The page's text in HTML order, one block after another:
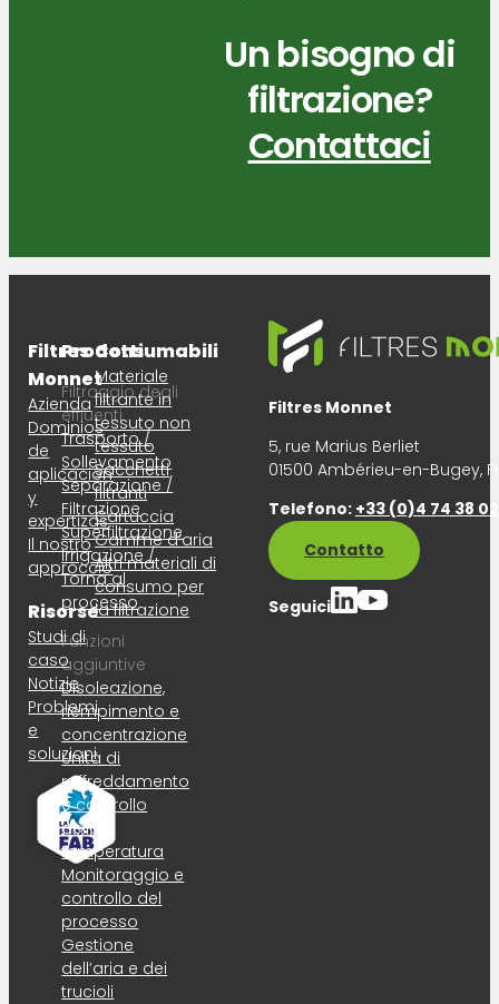
Un bisogno di
filtrazione?
Contattaci
Filtres
Monnet
Azienda
Dominios
de
aplicación
y
expertizas
Il nostro
approccio
Risorse
Studi di
caso
Notizie
Problemi
e
soluzioni
Prodotti
Filtraggio degli
effluenti
Trasporto /
Sollevamento
Separazione /
Filtrazione
Superfiltrazione
Irrigazione /
Torna al
processo
Funzioni
aggiuntive
Disoleazione,
riempimento e
concentrazione
Unità di
raffreddamento
e controllo
della
temperatura
Monitoraggio e
controllo del
processo
Gestione
dell’aria e dei
trucioli
Consumabili
Materiale
filtrante in
tessuto non
tessuto
Sacchetti
filtranti
Cartuccia
Gamme d’aria
Altri materiali di
consumo per
la filtrazione
Filtres Monnet
5, rue Marius Berliet
01500 Ambérieu-en-Bugey,
Telefono: +33 (0)4 74 38 02
Contatto
Seguici